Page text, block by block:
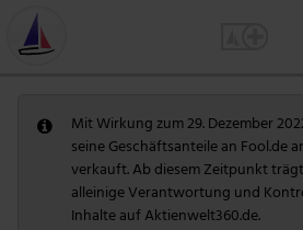
Mit Wirkung zum 29. Dezember
seine Geschäftsanteile an Fool.de
verkauft. Ab diesem Zeitpunkt
alleinige Verantwortung und
Inhalte auf Aktienwelt360.de.